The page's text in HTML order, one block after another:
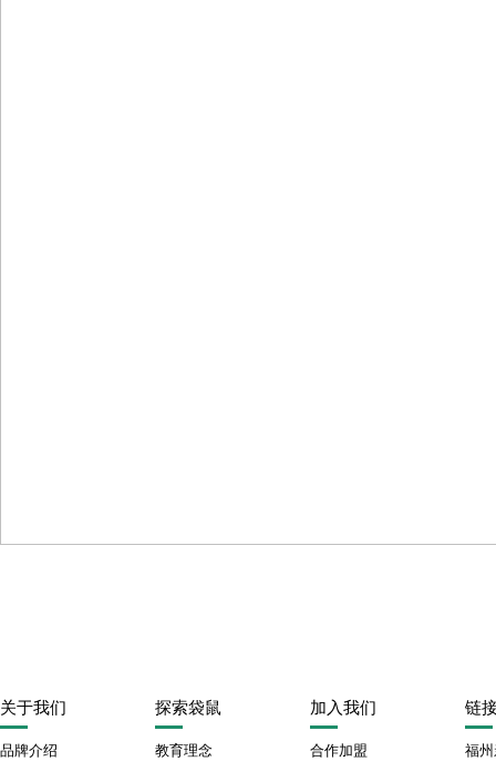
关于我们
品牌介绍
探索袋鼠
教育理念
加入我们
合作加盟
链
福